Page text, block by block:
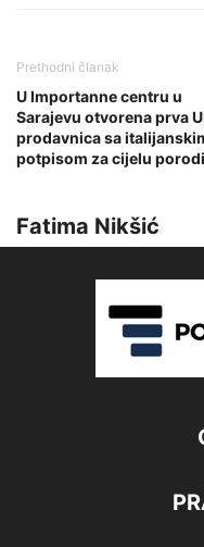
Prethodni članak
U Importanne centru u
Sarajevu otvorena prva
prodavnica sa
potpisom za cijelu
Fatima Nikšić